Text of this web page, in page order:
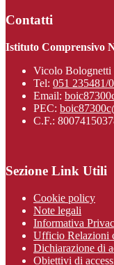
Contatti
Istituto Comprensivo
Vicolo Bolognetti
Tel: 051 235481/
Email:
PEC:
C.F.:
Sezione Link Utili
Cookie policy
Note legali
Informativa
Ufficio Relazioni
Dichiarazione di
Obiettivi di